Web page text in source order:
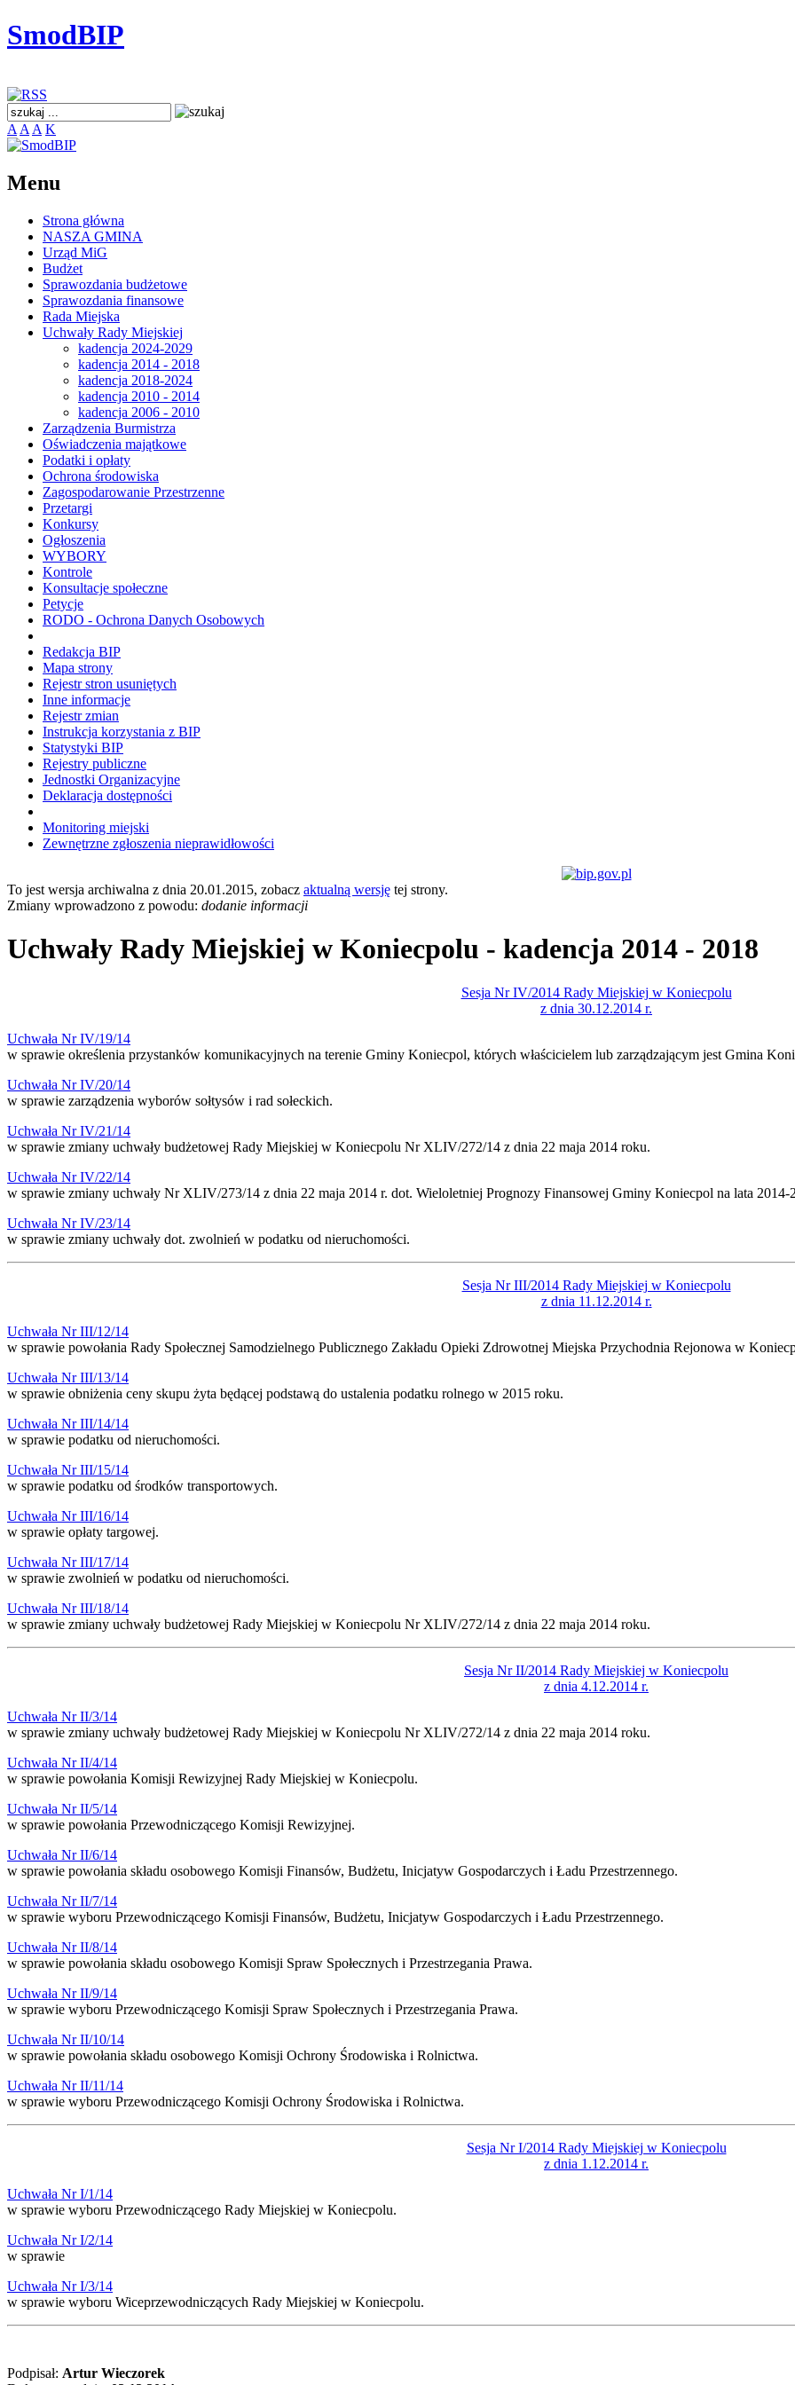
SmodBIP
A A A K
Menu
Strona główna
NASZA GMINA
Urząd MiG
Budżet
Sprawozdania budżetowe
Sprawozdania finansowe
Rada Miejska
Uchwały Rady Miejskiej
kadencja 2024-2029
kadencja 2014 - 2018
kadencja 2018-2024
kadencja 2010 - 2014
kadencja 2006 - 2010
Zarządzenia Burmistrza
Oświadczenia majątkowe
Podatki i opłaty
Ochrona środowiska
Zagospodarowanie Przestrzenne
Przetargi
Konkursy
Ogłoszenia
WYBORY
Kontrole
Konsultacje społeczne
Petycje
RODO - Ochrona Danych Osobowych
Redakcja BIP
Mapa strony
Rejestr stron usuniętych
Inne informacje
Rejestr zmian
Instrukcja korzystania z BIP
Statystyki BIP
Rejestry publiczne
Jednostki Organizacyjne
Deklaracja dostępności
Monitoring miejski
Zewnętrzne zgłoszenia nieprawidłowości
To jest wersja archiwalna z dnia 20.01.2015, zobacz aktualną wersję tej strony.
Zmiany wprowadzono z powodu: dodanie informacji
Uchwały Rady Miejskiej w Koniecpolu - kadencja 2014 - 2018
Sesja Nr IV/2014 Rady Miejskiej w Koniecpolu
z dnia 30.12.2014 r.
Uchwała Nr IV/19/14
w sprawie określenia przystanków komunikacyjnych na terenie Gminy Koniecpol, których właścicielem lub zarządzającym jest Gmina
Uchwała Nr IV/20/14
w sprawie zarządzenia wyborów sołtysów i rad sołeckich.
Uchwała Nr IV/21/14
w sprawie zmiany uchwały budżetowej Rady Miejskiej w Koniecpolu Nr XLIV/272/14 z dnia 22 maja 2014 roku.
Uchwała Nr IV/22/14
w sprawie zmiany uchwały Nr XLIV/273/14 z dnia 22 maja 2014 r. dot. Wieloletniej Prognozy Finansowej Gminy Koniecpol na lata 2014-
Uchwała Nr IV/23/14
w sprawie zmiany uchwały dot. zwolnień w podatku od nieruchomości.
Sesja Nr III/2014 Rady Miejskiej w Koniecpolu
z dnia 11.12.2014 r.
Uchwała Nr III/12/14
w sprawie powołania Rady Społecznej Samodzielnego Publicznego Zakładu Opieki Zdrowotnej Miejska Przychodnia Rejonowa w
Uchwała Nr III/13/14
w sprawie obniżenia ceny skupu żyta będącej podstawą do ustalenia podatku rolnego w 2015 roku.
Uchwała Nr III/14/14
w sprawie podatku od nieruchomości.
Uchwała Nr III/15/14
w sprawie podatku od środków transportowych.
Uchwała Nr III/16/14
w sprawie opłaty targowej.
Uchwała Nr III/17/14
w sprawie zwolnień w podatku od nieruchomości.
Uchwała Nr III/18/14
w sprawie zmiany uchwały budżetowej Rady Miejskiej w Koniecpolu Nr XLIV/272/14 z dnia 22 maja 2014 roku.
Sesja Nr II/2014 Rady Miejskiej w Koniecpolu
z dnia 4.12.2014 r.
Uchwała Nr II/3/14
w sprawie zmiany uchwały budżetowej Rady Miejskiej w Koniecpolu Nr XLIV/272/14 z dnia 22 maja 2014 roku.
Uchwała Nr II/4/14
w sprawie powołania Komisji Rewizyjnej Rady Miejskiej w Koniecpolu.
Uchwała Nr II/5/14
w sprawie powołania Przewodniczącego Komisji Rewizyjnej.
Uchwała Nr II/6/14
w sprawie powołania składu osobowego Komisji Finansów, Budżetu, Inicjatyw Gospodarczych i Ładu Przestrzennego.
Uchwała Nr II/7/14
w sprawie wyboru Przewodniczącego Komisji Finansów, Budżetu, Inicjatyw Gospodarczych i Ładu Przestrzennego.
Uchwała Nr II/8/14
w sprawie powołania składu osobowego Komisji Spraw Społecznych i Przestrzegania Prawa.
Uchwała Nr II/9/14
w sprawie wyboru Przewodniczącego Komisji Spraw Społecznych i Przestrzegania Prawa.
Uchwała Nr II/10/14
w sprawie powołania składu osobowego Komisji Ochrony Środowiska i Rolnictwa.
Uchwała Nr II/11/14
w sprawie wyboru Przewodniczącego Komisji Ochrony Środowiska i Rolnictwa.
Sesja Nr I/2014 Rady Miejskiej w Koniecpolu
z dnia 1.12.2014 r.
Uchwała Nr I/1/14
w sprawie wyboru Przewodniczącego Rady Miejskiej w Koniecpolu.
Uchwała Nr I/2/14
w sprawie
Uchwała Nr I/3/14
w sprawie wyboru Wiceprzewodniczących Rady Miejskiej w Koniecpolu.
Podpisał: Artur Wieczorek